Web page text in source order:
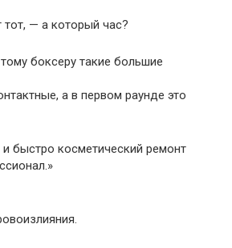
— а который час?
боксеру такие большие
а в первом раунде это
быстро косметический ремонт